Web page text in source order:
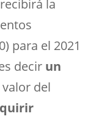
la
para el 2021
decir un
del